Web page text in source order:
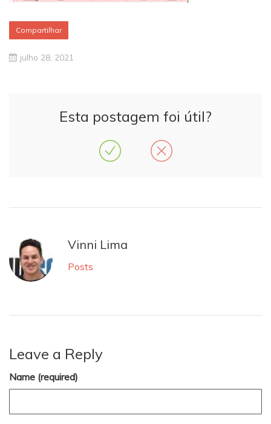
Compartilhar
julho 28, 2021
Esta postagem foi útil?
Vinni Lima
Posts
Leave a Reply
Name (required)